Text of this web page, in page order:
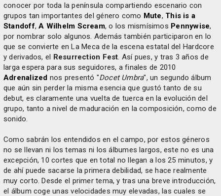
conocer por toda la península compartiendo escenario con
grupos tan importantes del género como Mute, This is a
Standoff,A Wilhelm Scream, o los mismísimos Pennywise,
por nombrar solo algunos. Además también participaron en lo
que se convierte en La Meca de la escena estatal del Hardcore
y derivados, el Resurrection Fest. Así pues, y tras 3 años de
larga espera para sus seguidores, a finales de 2010
Adrenalized nos presentó "Docet Umbra", un segundo álbum
que aún sin perder la misma esencia que gustó tanto de su
debut, es claramente una vuelta de tuerca en la evolución del
grupo, tanto a nivel de maduración en la composición, como de
sonido.
Como sabrán los entendidos en el campo, por estos géneros
no se llevan ni los temas ni los álbumes largos, este no es una
excepción, 10 cortes que en total no llegan a los 25 minutos, y
de ahí puede sacarse la primera debilidad, se hace realmente
muy corto. Desde el primer tema, y tras una breve introducción,
el álbum coge unas velocidades muy elevadas, las cuales se